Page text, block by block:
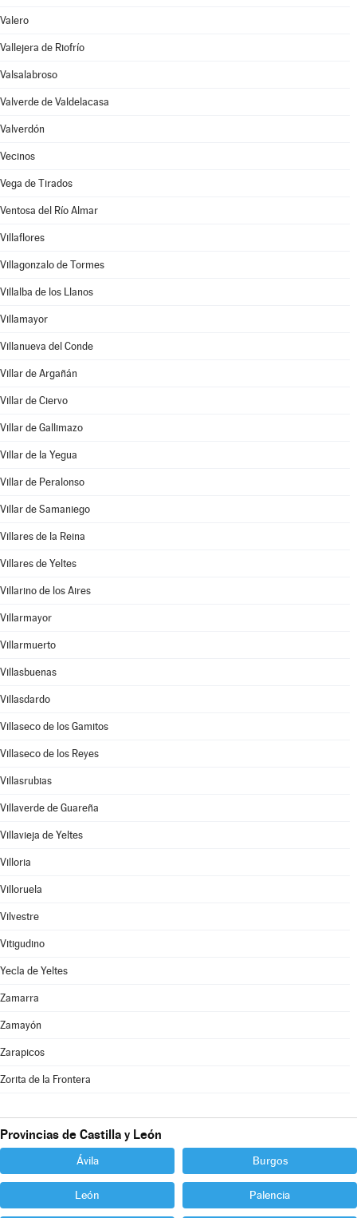
Valero
Vallejera de Riofrío
Valsalabroso
Valverde de Valdelacasa
Valverdón
Vecinos
Vega de Tirados
Ventosa del Río Almar
Villaflores
Villagonzalo de Tormes
Villalba de los Llanos
Villamayor
Villanueva del Conde
Villar de Argañán
Villar de Ciervo
Villar de Gallimazo
Villar de la Yegua
Villar de Peralonso
Villar de Samaniego
Villares de la Reina
Villares de Yeltes
Villarino de los Aires
Villarmayor
Villarmuerto
Villasbuenas
Villasdardo
Villaseco de los Gamitos
Villaseco de los Reyes
Villasrubias
Villaverde de Guareña
Villavieja de Yeltes
Villoria
Villoruela
Vilvestre
Vitigudino
Yecla de Yeltes
Zamarra
Zamayón
Zarapicos
Zorita de la Frontera
Provincias de Castilla y León
Ávila Burgos
León Palencia